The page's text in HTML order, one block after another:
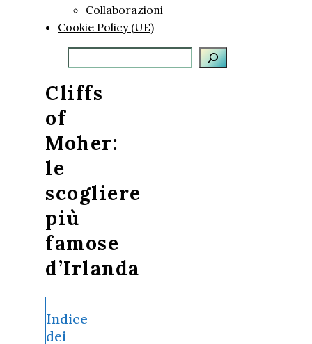
Collaborazioni
Cookie Policy (UE)
Cliffs
of
Moher:
le
scogliere
più
famose
d’Irlanda
Indice
dei